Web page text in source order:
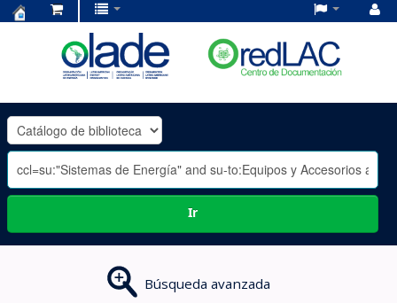
OLADE
-
Ir
Búsqueda avanzada